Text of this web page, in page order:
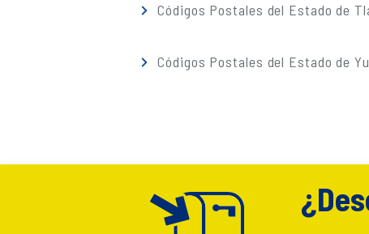
Códigos Postales del Estado de
Códigos Postales del Estado de